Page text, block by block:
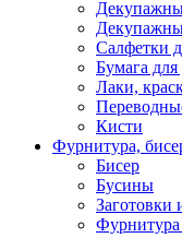
Салфетки
Бумага
Лаки,
Кисти
Фурнитура,
Бисер
Бусины
Заготовки